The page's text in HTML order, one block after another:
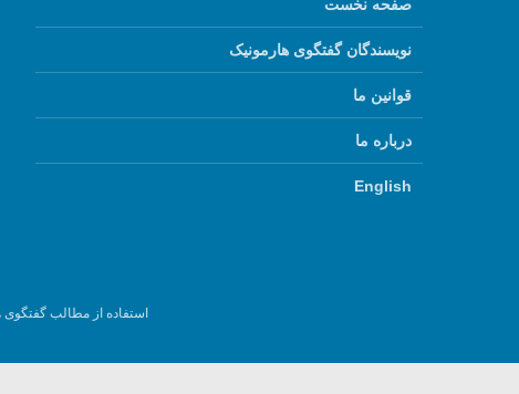
صفحه نخست
نویسندگان گفتگوی هارمونیک
قوانین ما
درباره ما
English
استفاده از مطالب